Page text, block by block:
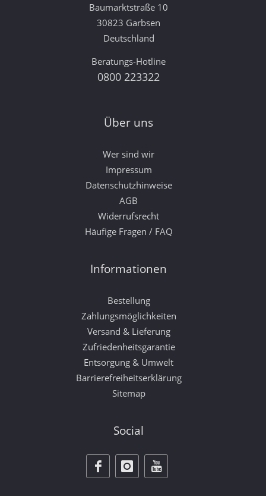
Baumarktstraße 10
30823 Garbsen
Deutschland
Beratungs-Hotline
0800 223322
Über uns
Wer sind wir
Impressum
Datenschutzhinweise
AGB
Widerrufsrecht
Häufige Fragen / FAQ
Informationen
Bestellung
Zahlungsmöglichkeiten
Versand & Lieferung
Zufriedenheitsgarantie
Entsorgung & Umwelt
Barrierefreiheitserklärung
Sitemap
Social